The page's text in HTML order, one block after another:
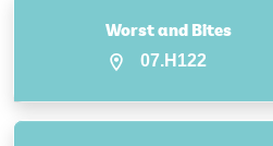
Worst and Bites
07.H122